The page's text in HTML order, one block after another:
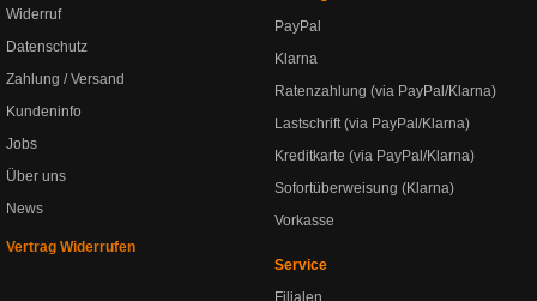
Widerruf
Datenschutz
Zahlung / Versand
Kundeninfo
Jobs
Über uns
News
Vertrag Widerrufen
PayPal
Klarna
Ratenzahlung (via PayPal/Klarna)
Lastschrift (via PayPal/Klarna)
Kreditkarte (via PayPal/Klarna)
Sofortüberweisung (Klarna)
Vorkasse
Service